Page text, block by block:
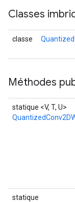
Classes
classe
Méthodes
statique <V, T, U>
statique